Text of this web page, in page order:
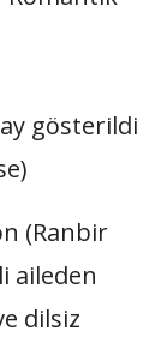
gösterildi
(Ranbir
aileden
dilsiz